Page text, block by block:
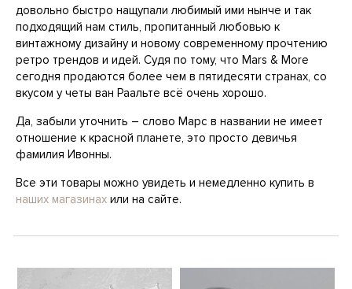
довольно быстро нащупали любимый ими нынче и так
подходящий нам стиль, пропитанный любовью к
винтажному дизайну и новому современному прочтению
ретро трендов и идей. Судя по тому, что Mars & More
сегодня продаются более чем в пятидесяти странах, со
вкусом у четы ван Раальте всё очень хорошо.
Да, забыли уточнить – слово Марс в названии не имеет
отношение к красной планете, это просто девичья
фамилия Ивонны.
Все эти товары можно увидеть и немедленно купить в
наших магазинах или на сайте.